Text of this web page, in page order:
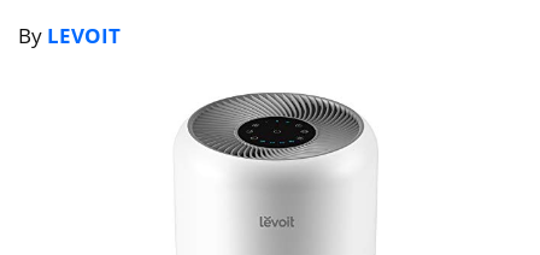
By LEVOIT